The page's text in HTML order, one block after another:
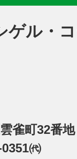
ゲル・
雀町32番地
㈹